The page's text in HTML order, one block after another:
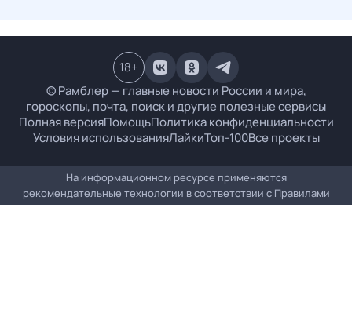
© Рамблер — главные новости России и мира,
гороскопы, почта, поиск и другие полезные сервисы
Полная версияПомощьПолитика конфиденциальности
Условия использованияЛайкиТоп-100Все проекты
18+
На информационном ресурсе применяются
рекомендательные технологии в соответствии с Правилами